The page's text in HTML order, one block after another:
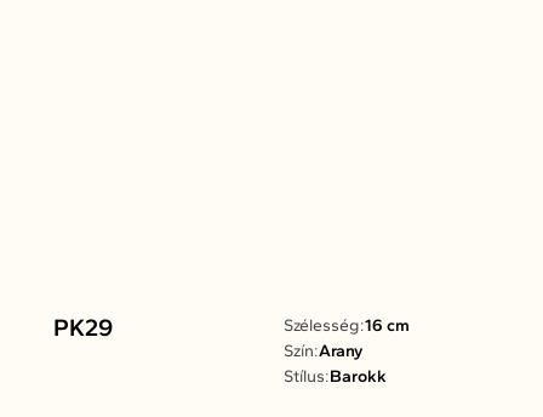
PK29 Szélesség:16 cm
Szín:Arany
Stílus:Barokk